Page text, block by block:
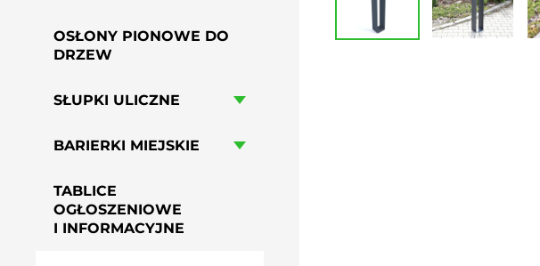
OSŁONY PIONOWE DO
DRZEW
SŁUPKI ULICZNE
BARIERKI MIEJSKIE
TABLICE
OGŁOSZENIOWE
I INFORMACYJNE